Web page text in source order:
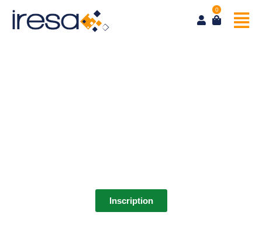
0
Inscription